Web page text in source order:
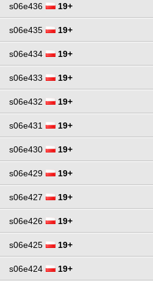
s06e436 19+
s06e435 19+
s06e434 19+
s06e433 19+
s06e432 19+
s06e431 19+
s06e430 19+
s06e429 19+
s06e427 19+
s06e426 19+
s06e425 19+
s06e424 19+